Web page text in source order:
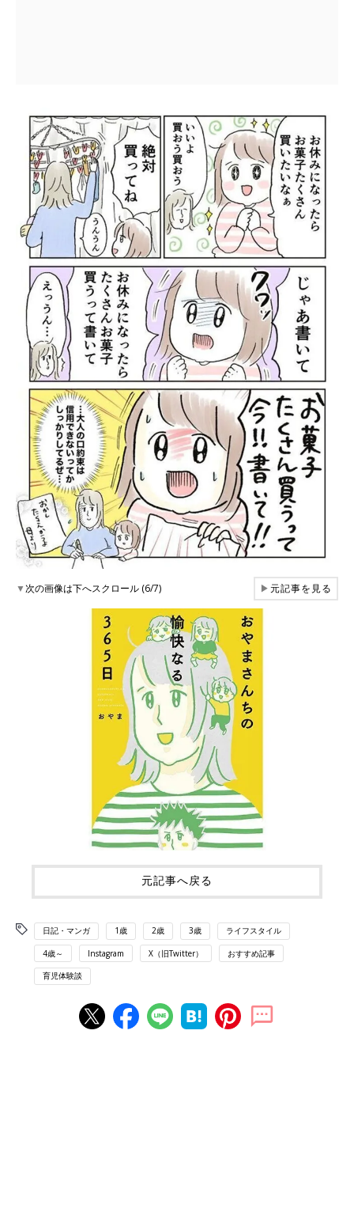
▼次の画像は下へスクロール (6/7) ▶元記事を見る
元記事へ戻る
日記・マンガ 1歳 2歳 3歳 ライフスタイル
4歳～ Instagram X（旧Twitter） おすすめ記事
育児体験談